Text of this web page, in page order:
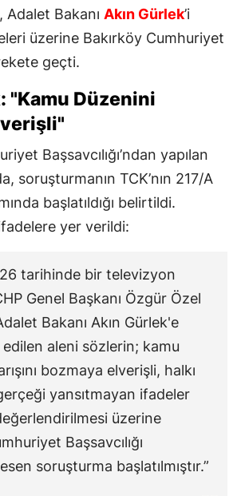
Adalet Bakanı Akın Gürlek’i
üzerine Bakırköy Cumhuriyet
geçti.
"Kamu Düzenini
Başsavcılığı’ndan yapılan
soruşturmanın TCK’nın 217/A
başlatıldığı belirtildi.
yer verildi:
tarihinde bir televizyon
Genel Başkanı Özgür Özel
Bakanı Akın Gürlek'e
aleni sözlerin; kamu
bozmaya elverişli, halkı
yansıtmayan ifadeler
üzerine
Başsavcılığı
soruşturma başlatılmıştır.”